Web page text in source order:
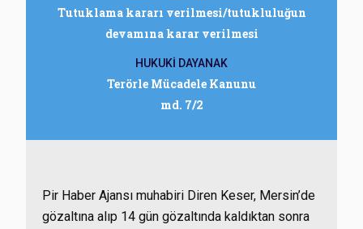
Tutuklama kararı verilmesi/tutukluluğun
devamına karar verilmesi
HUKUKİ DAYANAK
Terörle Mücadele Kanunu
md. 7/2
Pir Haber Ajansı muhabiri Diren Keser, Mersin’de
gözaltına alıp 14 gün gözaltında kaldıktan sonra